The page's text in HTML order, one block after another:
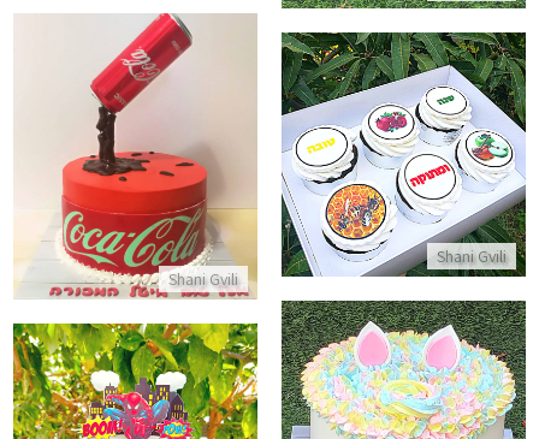
Shani Gvili
עוגה מעוצבת קוקה קולה
התקשר/י
Shani Gvili
קאפקייקס לראש השנה
התקשר/י
עוגת זילוף בצורת שפן
עוגת ספיידרמן